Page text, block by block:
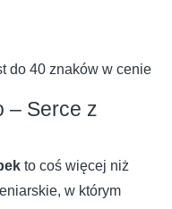
do 40 znaków w cenie
– Serce z
to coś więcej niż
w którym